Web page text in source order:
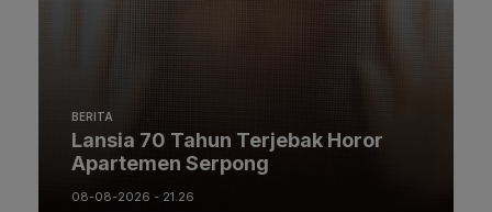
BERITA
Lansia 70 Tahun Terjebak Horor
Apartemen Serpong
08-08-2026 - 21.26